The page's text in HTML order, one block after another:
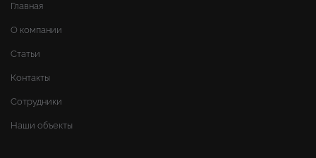
Главная
О компании
Статьи
Контакты
Сотрудники
Наши объекты